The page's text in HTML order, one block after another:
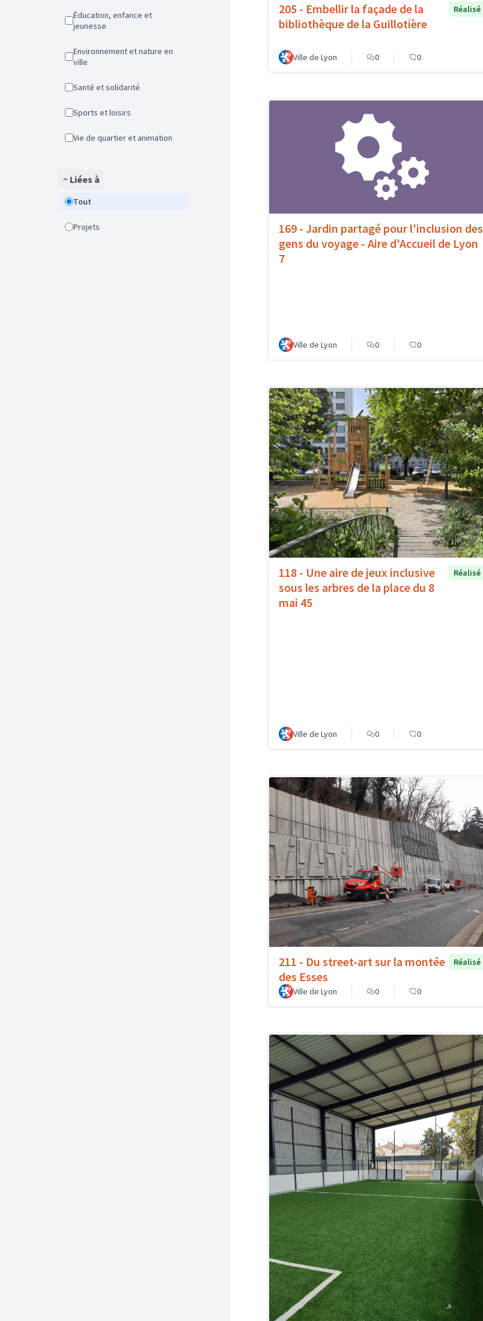
Éducation, enfance et
jeunesse
Environnement et nature en
ville
Santé et solidarité
Sports et loisirs
Vie de quartier et animation
Liées à
Tout
Projets
205 - Embellir la façade de la
bibliothèque de la Guillotière
Réalisé
Ville de Lyon 0 0
169 - Jardin partagé pour l'inclusion des
gens du voyage - Aire d'Accueil de Lyon
7
Ville de Lyon 0 0
118 - Une aire de jeux inclusive
sous les arbres de la place du 8
mai 45
Réalisé
Ville de Lyon 0 0
211 - Du street-art sur la montée
des Esses
Réalisé
Ville de Lyon 0 0